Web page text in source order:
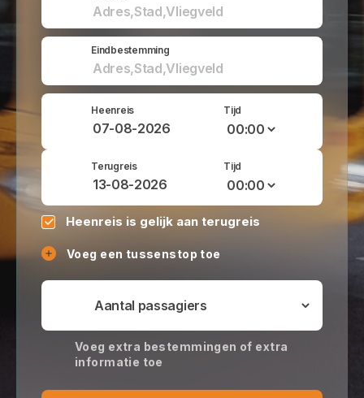
Eindbestemming
Heenreis Tijd
Terugreis Tijd
Heenreis is gelijk aan terugreis
Voeg een tussenstop toe
Voeg extra bestemmingen of extra
informatie toe